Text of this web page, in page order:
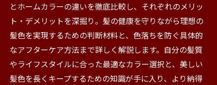
とホームカラーの違いを徹底比較し、それぞれのメリッ
ト・デメリットを深掘り。髪の健康を守りながら理想の
髪色を実現するための判断材料と、色落ちを防ぐ具体的
なアフターケア方法まで詳しく解説します。自分の髪質
やライフスタイルに合った最適なカラー選択と、美しい
髪色を長くキープするための知識が手に入り、より納得